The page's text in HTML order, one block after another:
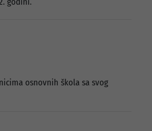
osnovnih škola sa svog